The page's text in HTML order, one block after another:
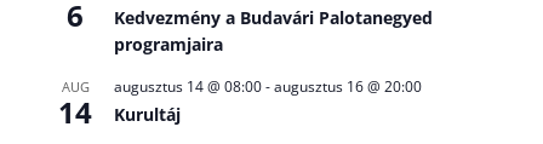
6
Kedvezmény a Budavári Palotanegyed
programjaira
AUG
14
augusztus 14 @ 08:00-augusztus 16 @ 20:00
Kurultáj